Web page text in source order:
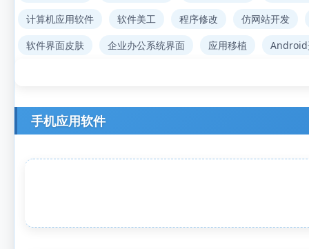
计算机应用软件
软件美工 程序修改
仿网站开发
软件界面皮肤
企业办公系统界面 应用移植 Android
手机应用软件